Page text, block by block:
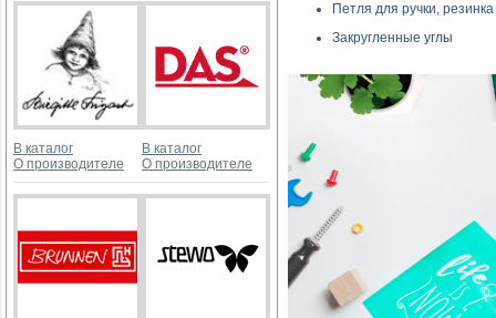
В каталог
О производителе
В каталог
О производителе
Петля для ручки, резинка
Закругленные углы